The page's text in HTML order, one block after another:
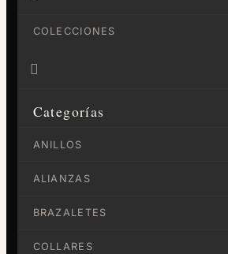
COLECCIONES

Categorías
ANILLOS
ALIANZAS
BRAZALETES
COLLARES